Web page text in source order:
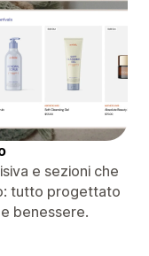
e sezioni che
tutto progettato
benessere.